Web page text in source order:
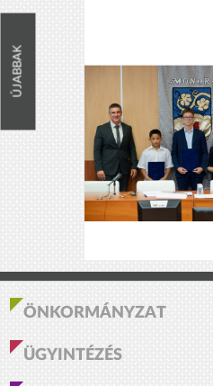
ÚJABBAK
ÖNKORMÁNYZAT
ÜGYINTÉZÉS